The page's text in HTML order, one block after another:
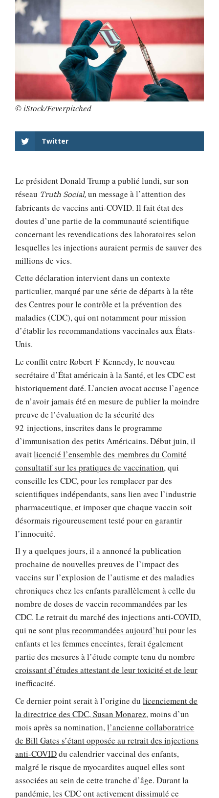
© iStock/Feverpitched
Twitter
Le président Donald Trump a publié lundi, sur son
réseau Truth Social, un message à l’attention des
fabricants de vaccins anti-COVID. Il fait état des
doutes d’une partie de la communauté scientifique
concernant les revendications des laboratoires selon
lesquelles les injections auraient permis de sauver des
millions de vies.
Cette déclaration intervient dans un contexte
particulier, marqué par une série de départs à la tête
des Centres pour le contrôle et la prévention des
maladies (CDC), qui ont notamment pour mission
d’établir les recommandations vaccinales aux États-
Unis.
Le conflit entre Robert F Kennedy, le nouveau
secrétaire d’État américain à la Santé, et les CDC est
historiquement daté. L’ancien avocat accuse l’agence
de n’avoir jamais été en mesure de publier la moindre
preuve de l’évaluation de la sécurité des
92 injections, inscrites dans le programme
d’immunisation des petits Américains. Début juin, il
avaitlicencié l’ensemble des membres du Comité
consultatif sur les pratiques de vaccination, qui
conseille les CDC, pour les remplacer par des
scientifiques indépendants, sans lien avec l’industrie
pharmaceutique, et imposer que chaque vaccin soit
désormais rigoureusement testé pour en garantir
l’innocuité.
Il y a quelques jours, il a annoncé la publication
prochaine de nouvelles preuves de l’impact des
vaccins sur l’explosion de l’autisme et des maladies
chroniques chez les enfants parallèlement à celle du
nombre de doses de vaccin recommandées par les
CDC. Le retrait du marché des injections anti-COVID,
qui ne sontplus recommandées aujourd’hui pour les
enfants et les femmes enceintes, ferait également
partie des mesures à l’étude compte tenu du nombre
croissant d’études attestant de leur toxicité et de leur
inefficacité.
Ce dernier point serait à l’origine dulicenciement de
la directrice des CDC, Susan Monarez, moins d’un
mois après sa nomination,l’ancienne collaboratrice
de Bill Gates s’étant opposée au retrait des injections
anti-COVIDdu calendrier vaccinal des enfants,
malgré le risque de myocardites auquel elles sont
associées au sein de cette tranche d’âge. Durant la
pandémie, les CDC ont activement dissimulé ce